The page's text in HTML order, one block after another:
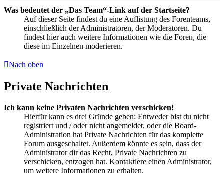
Was bedeutet der „Das Team“-Link auf der Startseite?
Auf dieser Seite findest du eine Auflistung des Forenteams,
einschließlich der Administratoren, der Moderatoren. Du
findest hier auch weitere Informationen wie die Foren, die
diese im Einzelnen moderieren.
Nach oben
Private Nachrichten
Ich kann keine Privaten Nachrichten verschicken!
Hierfür kann es drei Gründe geben: Entweder bist du nicht
registriert und / oder nicht angemeldet, oder die Board-
Administration hat Private Nachrichten für das komplette
Forum ausgeschaltet. Außerdem könnte es sein, dass der
Administrator dir das Recht, Private Nachrichten zu
verschicken, entzogen hat. Kontaktiere einen Administrator,
um weitere Informationen zu erhalten.